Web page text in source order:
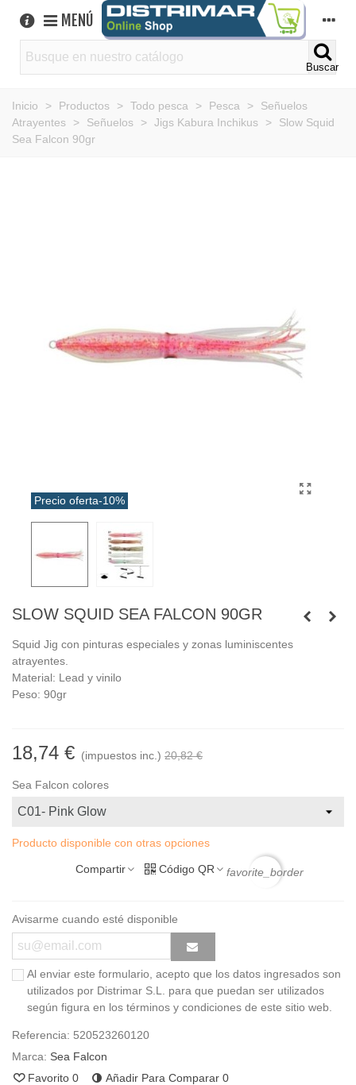
MENÚ
Buscar
Inicio > Productos > Todo pesca > Pesca >
Señuelos
Atrayentes
> Señuelos > Jigs Kabura Inchikus >
Slow Squid
Sea Falcon 90gr
Precio oferta-10%
SLOW SQUID SEA FALCON 90GR
Squid Jig con pinturas especiales y zonas luminiscentes
atrayentes.
Material: Lead y vinilo
Peso: 90gr
18,74 € (impuestos inc.) 20,82 €
Sea Falcon colores
Producto disponible con otras opciones
Compartir Código QR favorite_border
Avisarme cuando esté disponible
Al enviar este formulario, acepto que los datos ingresados son
utilizados por Distrimar S.L. para que puedan ser utilizados
según figura en los términos y condiciones de este sitio web.
Referencia: 520523260120
Marca: Sea Falcon
Favorito 0 Añadir Para Comparar 0